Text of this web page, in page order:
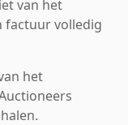
van het
factuur volledig
het